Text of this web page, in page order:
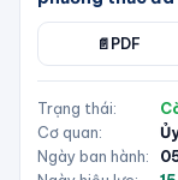
📄 PDF
Trạng thái:
Cơ quan:
Ngày ban hành: